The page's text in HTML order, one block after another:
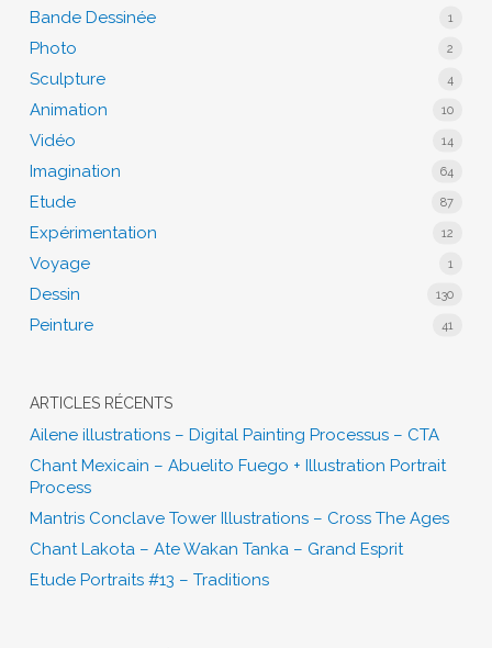
Bande Dessinée 1
Photo 2
Sculpture 4
Animation 10
Vidéo 14
Imagination 64
Etude 87
Expérimentation 12
Voyage 1
Dessin 130
Peinture 41
ARTICLES RÉCENTS
Ailene illustrations – Digital Painting Processus – CTA
Chant Mexicain – Abuelito Fuego + Illustration Portrait
Process
Mantris Conclave Tower Illustrations – Cross The Ages
Chant Lakota – Ate Wakan Tanka – Grand Esprit
Etude Portraits #13 – Traditions